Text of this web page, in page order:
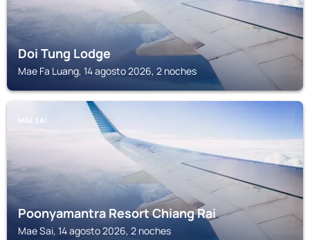
Doi Tung Lodge
Mae Fa Luang, 14 agosto 2026, 2 noches
MAE SAI
Poonyamantra Resort Chiang Rai
Mae Sai, 14 agosto 2026, 2 noches